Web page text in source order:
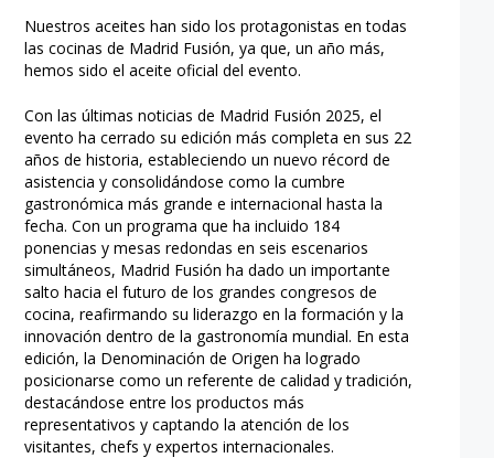
Nuestros aceites han sido los protagonistas en todas
las cocinas de Madrid Fusión, ya que, un año más,
hemos sido el aceite oficial del evento.
Con las últimas noticias de Madrid Fusión 2025, el
evento ha cerrado su edición más completa en sus 22
años de historia, estableciendo un nuevo récord de
asistencia y consolidándose como la cumbre
gastronómica más grande e internacional hasta la
fecha. Con un programa que ha incluido 184
ponencias y mesas redondas en seis escenarios
simultáneos, Madrid Fusión ha dado un importante
salto hacia el futuro de los grandes congresos de
cocina, reafirmando su liderazgo en la formación y la
innovación dentro de la gastronomía mundial. En esta
edición, la Denominación de Origen ha logrado
posicionarse como un referente de calidad y tradición,
destacándose entre los productos más
representativos y captando la atención de los
visitantes, chefs y expertos internacionales.